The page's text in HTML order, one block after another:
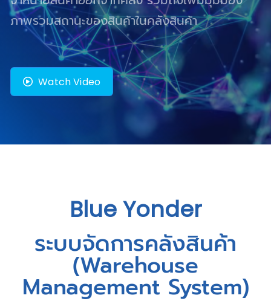
ภาพรวมสถานะของสินค้าในคลังสินค้า
Watch Video
ภาพรวมสถานะของสินค้าในคลังสินค้า
Watch Video
ภาพรวมสถานะของสินค้าในคลังสินค้า
Watch Video
Blue Yonder
ระบบจัดการคลังสินค้า
(Warehouse
Management System)